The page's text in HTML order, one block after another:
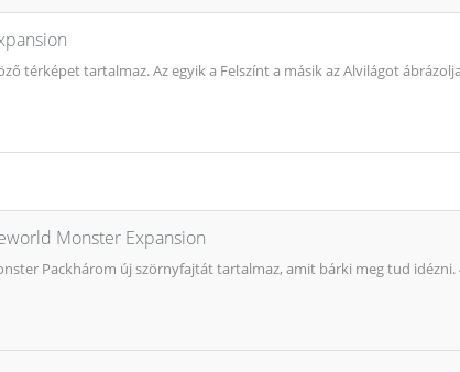
térképet tartalmaz. Az egyik a Felszínt a másik az Alvilágot
Monster Expansion
Packhárom új szörnyfajtát tartalmaz, amit bárki meg tud